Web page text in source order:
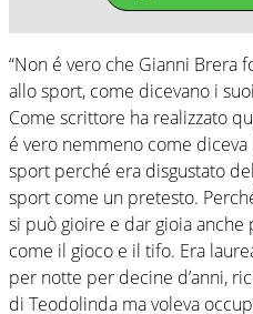
“Non é vero che Gianni Brera
allo sport, come dicevano i
Come scrittore ha realizzato
é vero nemmeno come
sport perché era disgustato
sport come un pretesto.
si può gioire e dar gioia
come il gioco e il tifo. Era
per notte per decine d’anni,
di Teodolinda ma voleva